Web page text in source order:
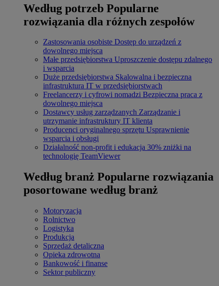
Według potrzeb Popularne
rozwiązania dla różnych zespołów
Zastosowania osobiste Dostęp do urządzeń z
dowolnego miejsca
Małe przedsiębiorstwa Uproszczenie dostępu zdalnego
i wsparcia
Duże przedsiębiorstwa Skalowalna i bezpieczna
infrastruktura IT w przedsiębiorstwach
Freelancerzy i cyfrowi nomadzi Bezpieczna praca z
dowolnego miejsca
Dostawcy usług zarządzanych Zarządzanie i
utrzymanie infrastruktury IT klienta
Producenci oryginalnego sprzętu Usprawnienie
wsparcia i obsługi
Działalność non-profit i edukacja 30% zniżki na
technologię TeamViewer
Według branż Popularne rozwiązania
posortowane według branż
Motoryzacja
Rolnictwo
Logistyka
Produkcja
Sprzedaż detaliczna
Opieka zdrowotna
Bankowość i finanse
Sektor publiczny